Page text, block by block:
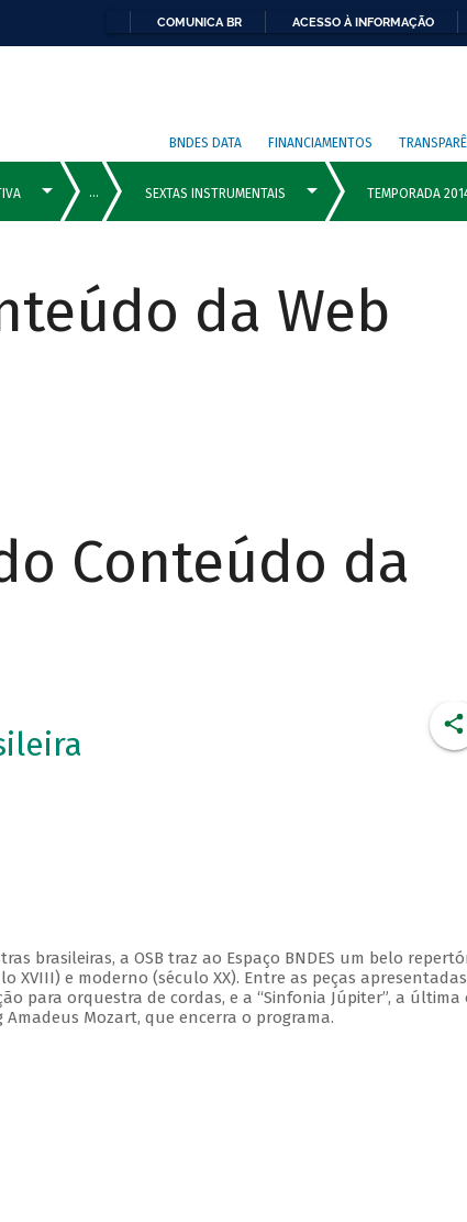
COMUNICA BR ACESSO À INFORMAÇÃO
BNDES DATA FINANCIAMENTOS
da Web
Conteúdo da
brasileiras, a OSB traz ao Espaço BNDES um belo
XVIII) e moderno (século XX). Entre as peças apresentadas
para orquestra de cordas, e a “Sinfonia Júpiter”, a última
Mozart, que encerra o programa.